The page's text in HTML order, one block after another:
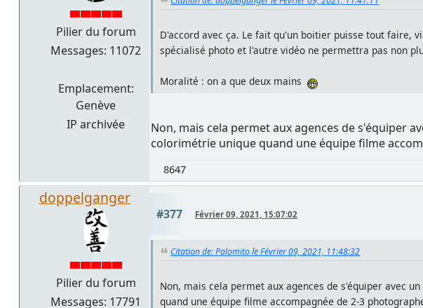
Pilier du forum
Messages: 11072
Emplacement:
Genève
IP archivée
D'accord avec ça. Le fait qu'un boitier puisse tout faire,
spécialisé photo et l'autre vidéo ne permettra pas non
Moralité : on a que deux mains
Non, mais cela permet aux agences de s'équiper
colorimétrie unique quand une équipe filme
8647
doppelganger
Pilier du forum
Messages: 17791
#377 Février 09, 2021, 15:07:02
Citation de: Palomito le Février 09, 2021, 11:48:32
Non, mais cela permet aux agences de s'équiper avec
quand une équipe filme accompagnée de 2-3